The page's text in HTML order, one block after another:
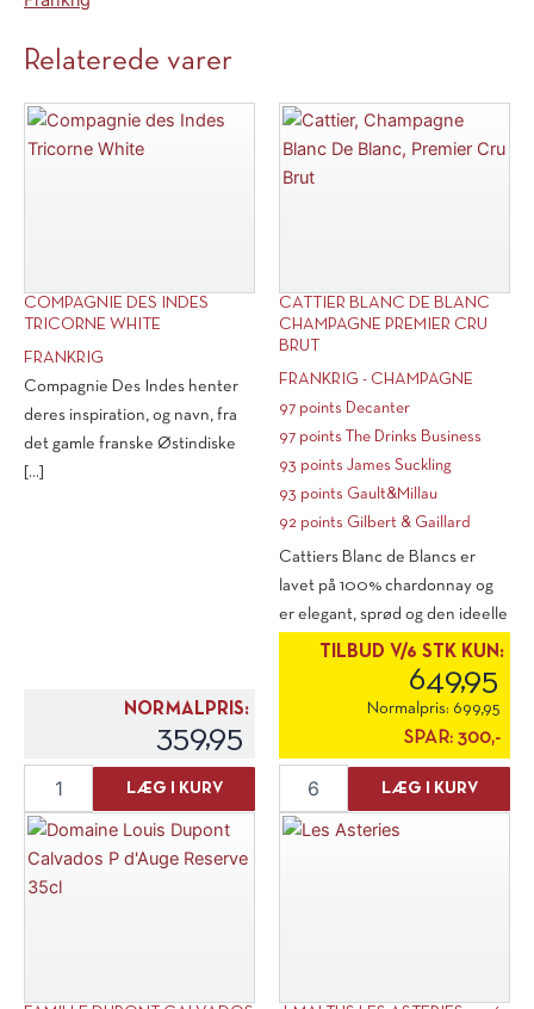
Relaterede varer
COMPAGNIE DES INDES
TRICORNE WHITE
FRANKRIG
Compagnie Des Indes henter
deres inspiration, og navn, fra
det gamle franske Østindiske
[...]
NORMALPRIS:
359,95
Compagnie
Indes
White
antal
LÆG I KURV
CATTIER BLANC DE BLANC
CHAMPAGNE PREMIER CRU
BRUT
FRANKRIG - CHAMPAGNE
97 points Decanter
97 points The Drinks Business
93 points James Suckling
93 points Gault&Millau
92 points Gilbert & Gaillard
Cattiers Blanc de Blancs er
lavet på 100% chardonnay og
er elegant, sprød og den ideelle
high [...]
TILBUD V/6 STK KUN:
649,95
Normalpris: 699,95
SPAR: 300,-
Blanc
De
LÆG I KURV